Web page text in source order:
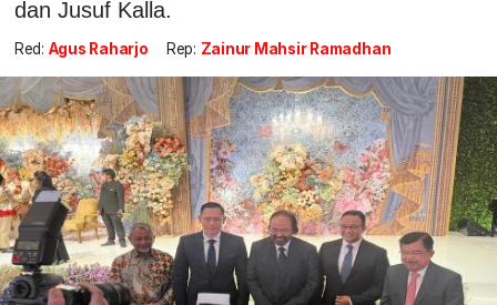
dan Jusuf Kalla.
Red: Agus Raharjo Rep: Zainur Mahsir Ramadhan